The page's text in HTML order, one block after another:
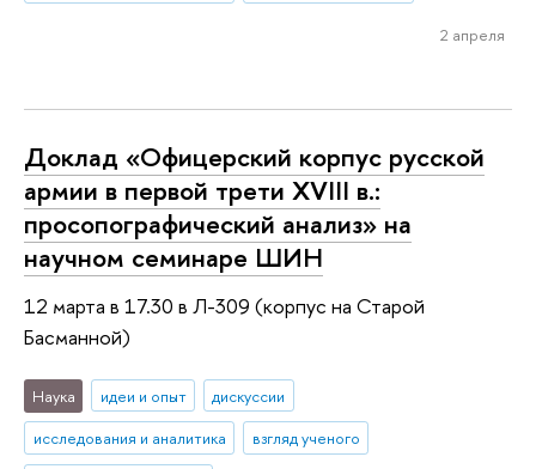
2 апреля
Доклад «Офицерский корпус русской
армии в первой трети XVIII в.:
просопографический анализ» на
научном семинаре ШИН
12 марта в 17.30 в Л-309 (корпус на Старой
Басманной)
Наука идеи и опыт
дискуссии
исследования и аналитика
взгляд ученого